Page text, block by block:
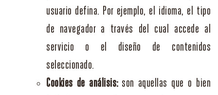
usuario defina. Por ejemplo, el idioma, el tipo
de navegador a través del cual accede al
servicio o el diseño de contenidos
seleccionado.
Cookies de análisis: son aquellas que o bien